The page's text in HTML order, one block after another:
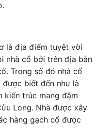
là địa điểm tuyệt vời
nhà cổ bởi trên địa bàn
Trong số đó nhà cổ
được biết đến như là
kiến trúc mang đậm
Long. Nhà được xây
hàng gạch cổ được